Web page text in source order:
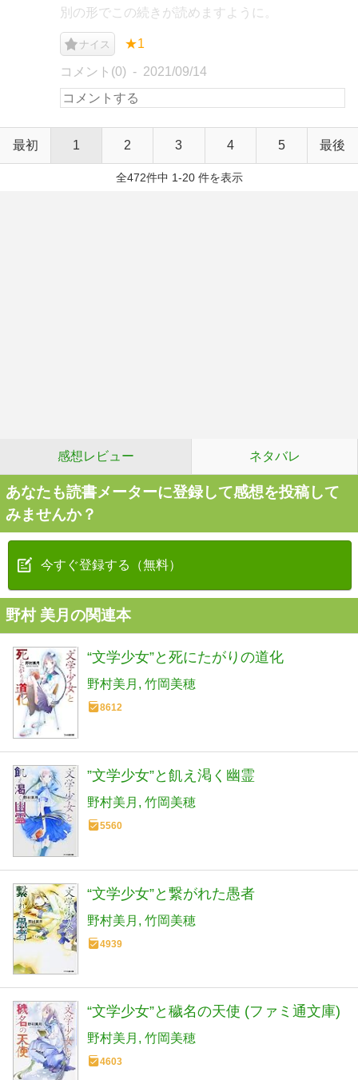
別の形でこの続きが読めますように。
ナイス ★1
コメント(0) 2021/09/14
最初 1 2 3 4 5 最後
全472件中 1-20 件を表示
感想レビュー ネタバレ
あなたも読書メーターに登録して感想を投稿して
みませんか？
今すぐ登録する（無料）
野村 美月の関連本
“文学少女”と死にたがりの道化
野村美月 竹岡美穂
8612
”文学少女”と飢え渇く幽霊
野村美月 竹岡美穂
5560
“文学少女”と繋がれた愚者
野村美月 竹岡美穂
4939
“文学少女”と穢名の天使 (ファミ通文庫)
野村美月 竹岡美穂
4603